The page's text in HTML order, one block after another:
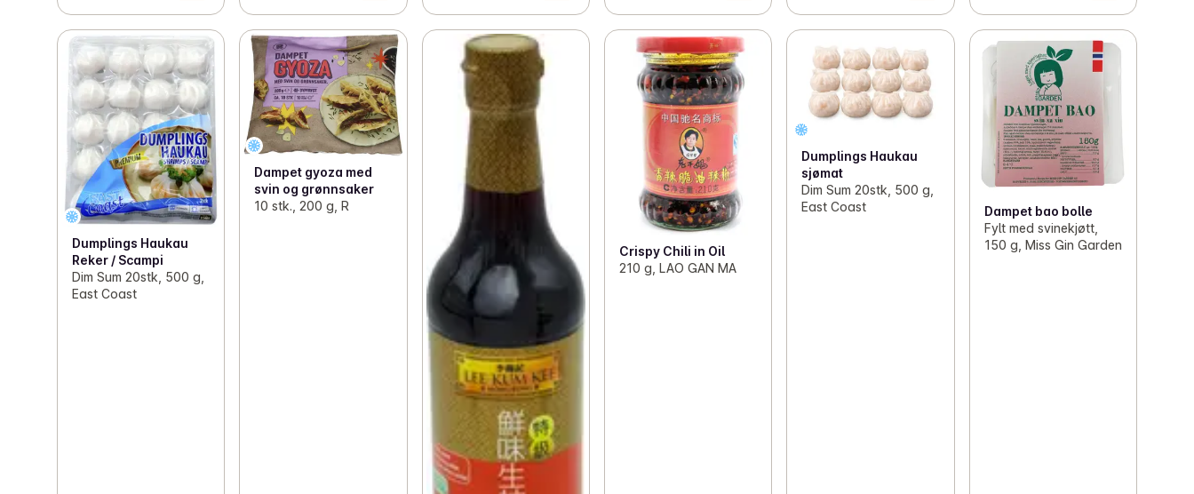
Dumplings Haukau
Reker / Scampi
Dim Sum 20stk, 500 g,
East Coast
Dampet gyoza med
svin og grønnsaker
10 stk., 200 g, R
Crispy Chili in Oil
210 g, LAO GAN MA
Dumplings Haukau
sjømat
Dim Sum 20stk, 500 g,
East Coast
Dampet bao bolle
Fylt med svinekjøtt,
150 g, Miss Gin Garden